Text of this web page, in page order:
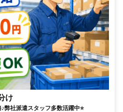
け
社派遣スタッフ多数活躍中⭐